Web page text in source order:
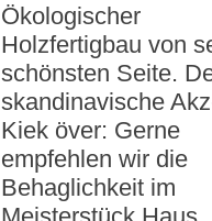
Ökologischer
Holzfertigbau von
schönsten Seite.
skandinavische
Kiek över: Gerne
empfehlen wir die
Behaglichkeit im